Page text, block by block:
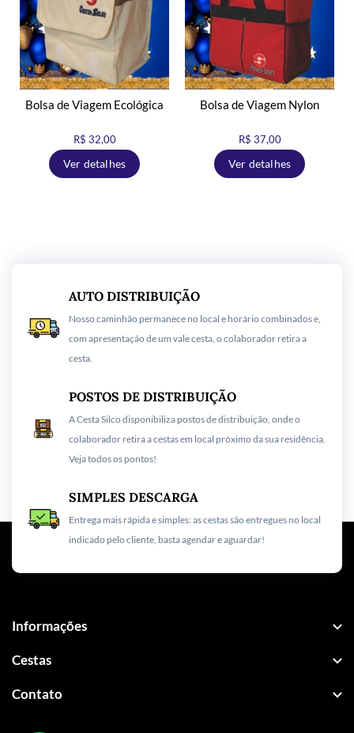
Bolsa de Viagem Ecológica
R$ 32,00
Ver detalhes
Bolsa de Viagem Nylon
R$ 37,00
Ver detalhes
AUTO DISTRIBUIÇÃO
Nosso caminhão permanece no local e horário combinados e,
com apresentação de um vale cesta, o colaborador retira a
cesta.
POSTOS DE DISTRIBUIÇÃO
A Cesta Silco disponibiliza postos de distribuição, onde o
colaborador retira a cestas em local próximo da sua residência.
Veja todos os pontos!
SIMPLES DESCARGA
Entrega mais rápida e simples: as cestas são entregues no local
indicado pelo cliente, basta agendar e aguardar!
Informações
Cestas
Contato